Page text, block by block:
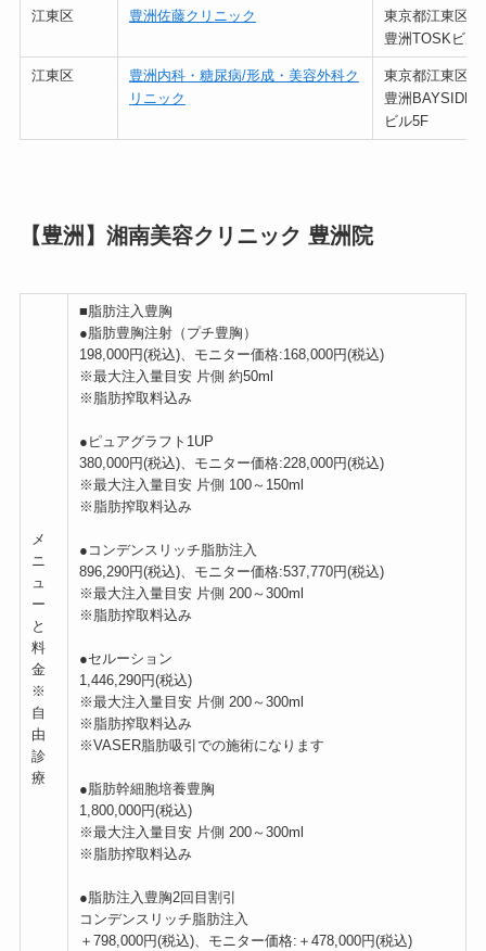
江東区 豊洲佐藤クリニック
東京都江東区豊
豊洲TOSKビル
江東区
豊洲内科・糖尿病/形成・美容外科ク
リニック
東京都江東区豊
豊洲BAYSIDE
ビル5F
【豊洲】湘南美容クリニック 豊洲院
メ
ニ
ュ
ー
と
料
金
※
自
由
診
療
■脂肪注入豊胸
●脂肪豊胸注射（プチ豊胸）
198,000円(税込)、モニター価格:168,000円(税込)
※最大注入量目安 片側 約50ml
※脂肪搾取料込み
●ピュアグラフト1UP
380,000円(税込)、モニター価格:228,000円(税込)
※最大注入量目安 片側 100～150ml
※脂肪搾取料込み
●コンデンスリッチ脂肪注入
896,290円(税込)、モニター価格:537,770円(税込)
※最大注入量目安 片側 200～300ml
※脂肪搾取料込み
●セルーション
1,446,290円(税込)
※最大注入量目安 片側 200～300ml
※脂肪搾取料込み
※VASER脂肪吸引での施術になります
●脂肪幹細胞培養豊胸
1,800,000円(税込)
※最大注入量目安 片側 200～300ml
※脂肪搾取料込み
●脂肪注入豊胸2回目割引
コンデンスリッチ脂肪注入
＋798,000円(税込)、モニター価格:＋478,000円(税込)